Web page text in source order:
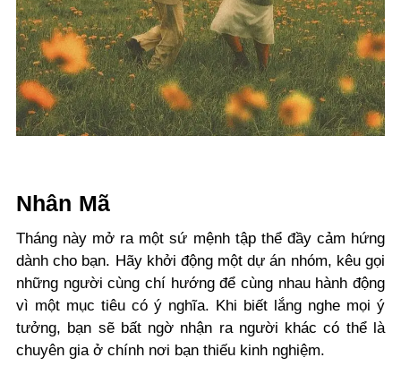
Nhân Mã
Tháng này mở ra một sứ mệnh tập thể đầy cảm hứng
dành cho bạn. Hãy khởi động một dự án nhóm, kêu gọi
những người cùng chí hướng để cùng nhau hành động
vì một mục tiêu có ý nghĩa. Khi biết lắng nghe mọi ý
tưởng, bạn sẽ bất ngờ nhận ra người khác có thể là
chuyên gia ở chính nơi bạn thiếu kinh nghiệm.